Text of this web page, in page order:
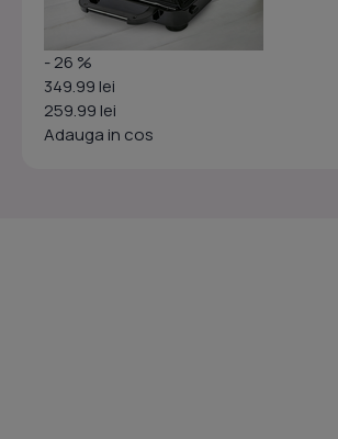
- 26 %
349.99 lei
259.99 lei
Adauga in cos